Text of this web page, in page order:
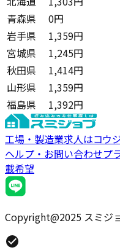
青森県
0円
岩手県
1,359円
宮城県
1,245円
秋田県
1,414円
山形県
1,359円
福島県
1,392円
工場・製造業求人はコウ
ヘルプ・お問い合わせプ
載希望
Copyright@2025 スミジ